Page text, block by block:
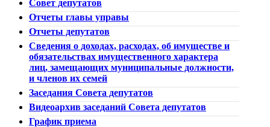
Совет депутатов
Отчеты главы управы
Отчеты депутатов
Сведения о доходах, расходах, об имуществе и
обязательствах имущественного характера
лиц, замещающих муниципальные должности,
и членов их семей
Заседания Совета депутатов
Видеоархив заседаний Совета депутатов
График приема